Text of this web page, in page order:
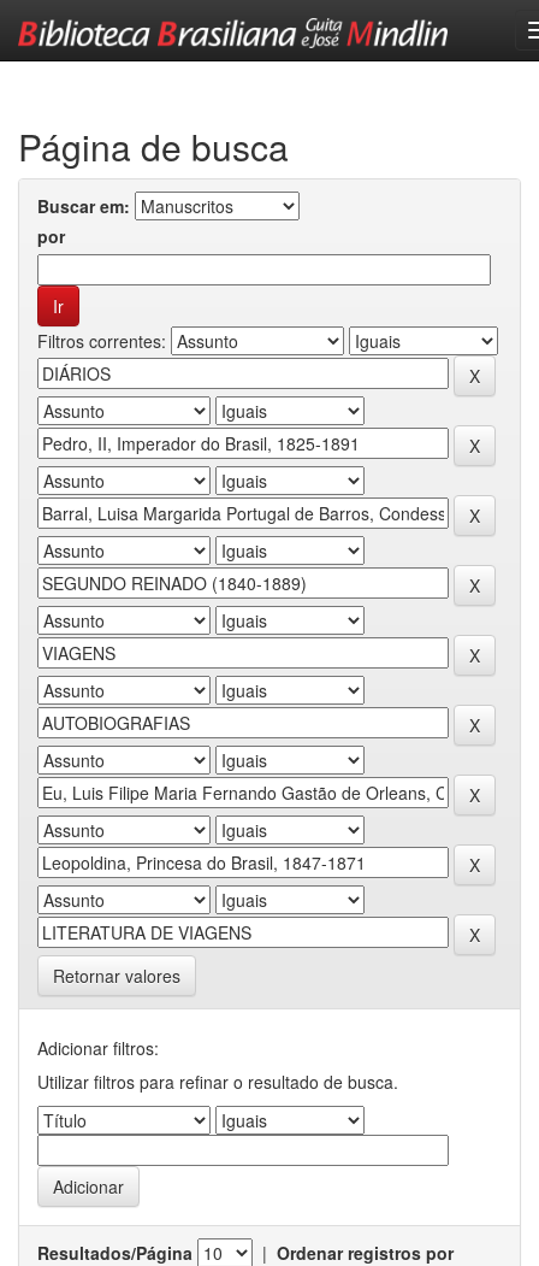
Página de busca
Buscar em:
por
Filtros correntes:
Retornar valores
Adicionar filtros:
Utilizar filtros para refinar o resultado de busca.
Resultados/Página | Ordenar registros por